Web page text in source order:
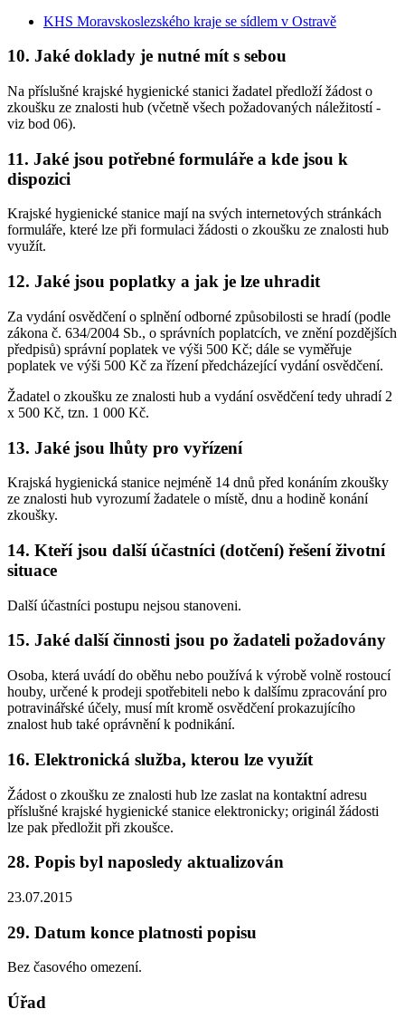
KHS Moravskoslezského kraje se sídlem v Ostravě
10. Jaké doklady je nutné mít s sebou
Na příslušné krajské hygienické stanici žadatel předloží žádost o
zkoušku ze znalosti hub (včetně všech požadovaných náležitostí -
viz bod 06).
11. Jaké jsou potřebné formuláře a kde jsou k
dispozici
Krajské hygienické stanice mají na svých internetových stránkách
formuláře, které lze při formulaci žádosti o zkoušku ze znalosti hub
využít.
12. Jaké jsou poplatky a jak je lze uhradit
Za vydání osvědčení o splnění odborné způsobilosti se hradí (podle
zákona č. 634/2004 Sb., o správních poplatcích, ve znění pozdějších
předpisů) správní poplatek ve výši 500 Kč; dále se vyměřuje
poplatek ve výši 500 Kč za řízení předcházející vydání osvědčení.
Žadatel o zkoušku ze znalosti hub a vydání osvědčení tedy uhradí 2
x 500 Kč, tzn. 1 000 Kč.
13. Jaké jsou lhůty pro vyřízení
Krajská hygienická stanice nejméně 14 dnů před konáním zkoušky
ze znalosti hub vyrozumí žadatele o místě, dnu a hodině konání
zkoušky.
14. Kteří jsou další účastníci (dotčení) řešení životní
situace
Další účastníci postupu nejsou stanoveni.
15. Jaké další činnosti jsou po žadateli požadovány
Osoba, která uvádí do oběhu nebo používá k výrobě volně rostoucí
houby, určené k prodeji spotřebiteli nebo k dalšímu zpracování pro
potravinářské účely, musí mít kromě osvědčení prokazujícího
znalost hub také oprávnění k podnikání.
16. Elektronická služba, kterou lze využít
Žádost o zkoušku ze znalosti hub lze zaslat na kontaktní adresu
příslušné krajské hygienické stanice elektronicky; originál žádosti
lze pak předložit při zkoušce.
28. Popis byl naposledy aktualizován
23.07.2015
29. Datum konce platnosti popisu
Bez časového omezení.
Úřad